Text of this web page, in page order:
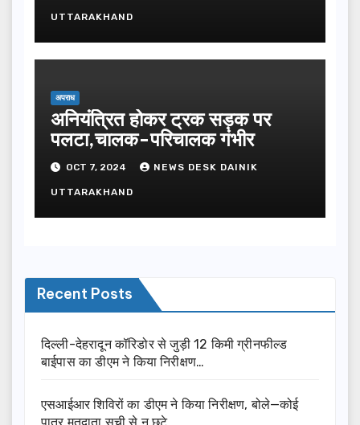
UTTARAKHAND
अपराध
अनियंत्रित होकर ट्रक सड़क पर
पलटा,चालक-परिचालक गंभीर
OCT 7, 2024 NEWS DESK DAINIK
UTTARAKHAND
Recent Posts
दिल्ली-देहरादून कॉरिडोर से जुड़ी 12 किमी ग्रीनफील्ड
बाईपास का डीएम ने किया निरीक्षण…
एसआईआर शिविरों का डीएम ने किया निरीक्षण, बोले—कोई